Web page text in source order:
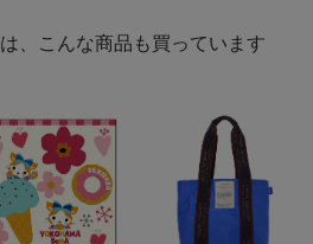
、こんな商品も買っています